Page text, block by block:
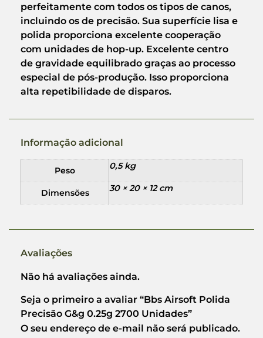
perfeitamente com todos os tipos de canos,
incluindo os de precisão. Sua superfície lisa e
polida proporciona excelente cooperação
com unidades de hop-up. Excelente centro
de gravidade equilibrado graças ao processo
especial de pós-produção. Isso proporciona
alta repetibilidade de disparos.
Informação adicional
Peso 0,5 kg
Dimensões 30 × 20 × 12 cm
Avaliações
Não há avaliações ainda.
Seja o primeiro a avaliar “Bbs Airsoft Polida
Precisão G&g 0.25g 2700 Unidades”
O seu endereço de e-mail não será publicado.